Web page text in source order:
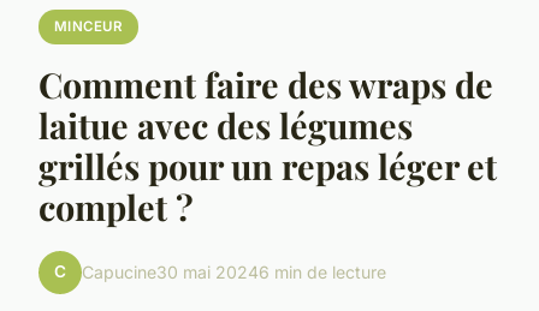
MINCEUR
Comment faire des wraps de
laitue avec des légumes
grillés pour un repas léger et
complet ?
C Capucine30 mai 20246 min de lecture